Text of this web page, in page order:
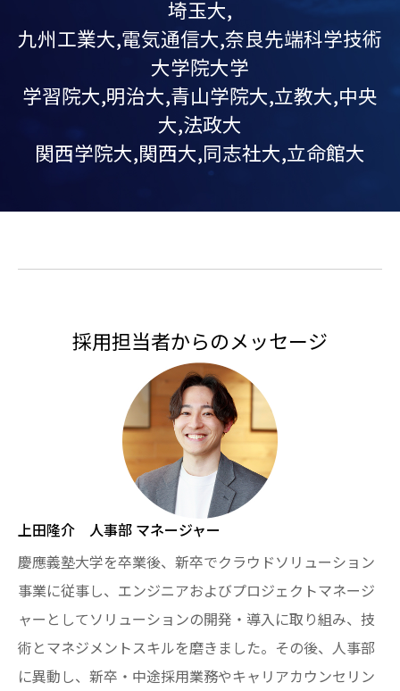
埼玉大,
九州工業大,電気通信大,奈良先端科学技術
大学院大学
学習院大,明治大,青山学院大,立教大,中央
大,法政大
関西学院大,関西大,同志社大,立命館大
採用担当者からのメッセージ
上田隆介 人事部 マネージャー
慶應義塾大学を卒業後、新卒でクラウドソリューション
事業に従事し、エンジニアおよびプロジェクトマネージ
ャーとしてソリューションの開発・導入に取り組み、技
術とマネジメントスキルを磨きました。その後、人事部
に異動し、新卒・中途採用業務やキャリアカウンセリン